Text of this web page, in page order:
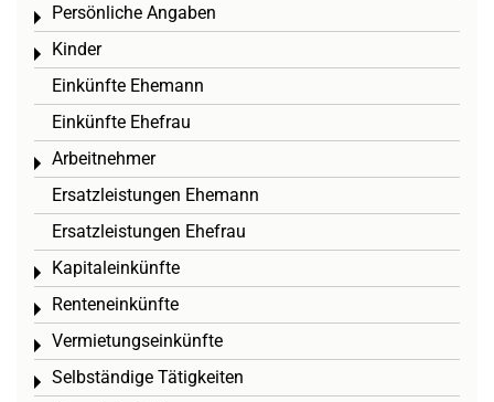
Persönliche Angaben
Toggle menu
Kinder
Toggle menu
Einkünfte Ehemann
Einkünfte Ehefrau
Arbeitnehmer
Toggle menu
Ersatzleistungen Ehemann
Ersatzleistungen Ehefrau
Kapitaleinkünfte
Toggle menu
Renteneinkünfte
Toggle menu
Vermietungseinkünfte
Toggle menu
Selbständige Tätigkeiten
Toggle menu